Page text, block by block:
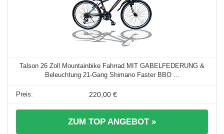
Talson 26 Zoll Mountainbike Fahrrad MIT GABELFEDERUNG &
Beleuchtung 21-Gang Shimano Faster BBO ...
220,00 €
ZUM TOP ANGEBOT »